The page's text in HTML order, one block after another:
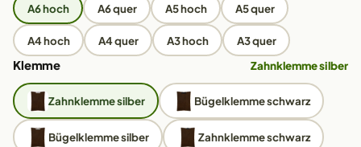
A6 hoch A6 quer A5 hoch A5 quer
A4 hoch A4 quer A3 hoch A3 quer
Klemme Zahnklemme silber
Zahnklemme silber Bügelklemme schwarz
Bügelklemme silber Zahnklemme schwarz